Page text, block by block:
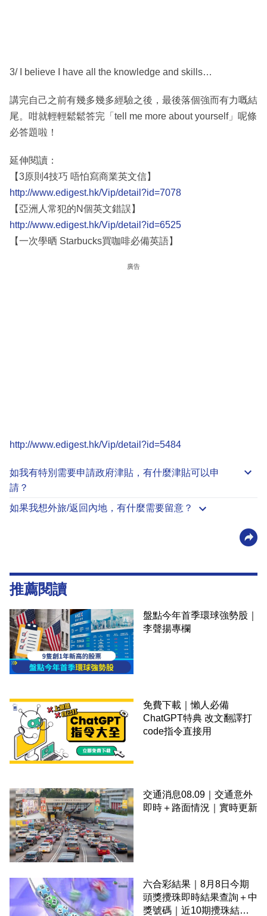
3/ I believe I have all the knowledge and skills…
講完自己之前有幾多幾多經驗之後，最後落個強而有力嘅結
尾。咁就輕輕鬆鬆答完「tell me more about yourself」呢條
必答題啦！
延伸閱讀：
【3原則4技巧 唔怕寫商業英文信】
http://www.edigest.hk/Vip/detail?id=7078
【亞洲人常犯的N個英文錯誤】
http://www.edigest.hk/Vip/detail?id=6525
【一次學晒 Starbucks買咖啡必備英語】
廣告
http://www.edigest.hk/Vip/detail?id=5484
如我有特別需要申請政府津貼 ，有什麼津貼可以申
請？
如果我想外旅/返回內地，有什麼需要留意？
推薦閱讀
盤點今年首季環球強勢股｜
李聲揚專欄
免費下載｜懶人必備
ChatGPT特典 改文翻譯打
code指令直接用
交通消息08.09｜交通意外
即時＋路面情況｜實時更新
六合彩結果｜8月8日今期
頭獎攪珠即時結果查詢＋中
獎號碼｜近10期攪珠結果